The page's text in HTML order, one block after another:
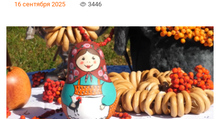
16 сентября 2025 3446